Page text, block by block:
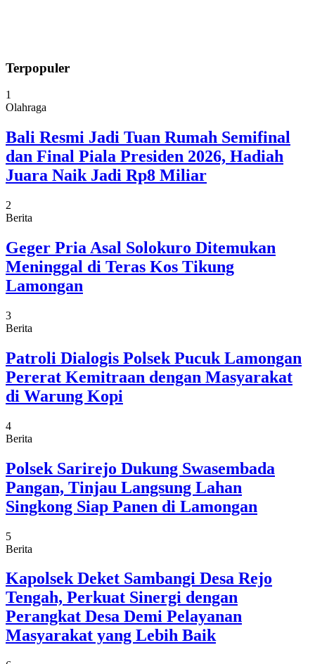
Terpopuler
1
Olahraga
Bali Resmi Jadi Tuan Rumah Semifinal
dan Final Piala Presiden 2026, Hadiah
Juara Naik Jadi Rp8 Miliar
2
Berita
Geger Pria Asal Solokuro Ditemukan
Meninggal di Teras Kos Tikung
Lamongan
3
Berita
Patroli Dialogis Polsek Pucuk Lamongan
Pererat Kemitraan dengan Masyarakat
di Warung Kopi
4
Berita
Polsek Sarirejo Dukung Swasembada
Pangan, Tinjau Langsung Lahan
Singkong Siap Panen di Lamongan
5
Berita
Kapolsek Deket Sambangi Desa Rejo
Tengah, Perkuat Sinergi dengan
Perangkat Desa Demi Pelayanan
Masyarakat yang Lebih Baik